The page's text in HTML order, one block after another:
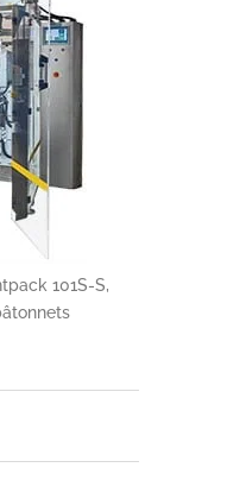
101S-S,